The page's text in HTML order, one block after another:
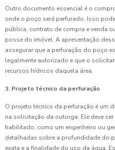
Outro documento essencial é o
onde o poço será perfurado. Isso
pública, contrato de compra e venda
posse do imóvel. A apresentação
assegurar que a perfuração do poço
legalmente autorizado e que o
recursos hídricos daquela área.
3. Projeto técnico da perfuração
O projeto técnico da perfuração é um
na solicitação da outorga. Ele deve
habilitado, como um engenheiro ou
detalhadas sobre a profundidade do
exata e a finalidade do uso da água.